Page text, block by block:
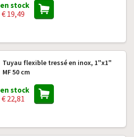
en stock
€ 19,49
Tuyau flexible tressé en inox, 1"x1"
MF 50 cm
en stock
€ 22,81